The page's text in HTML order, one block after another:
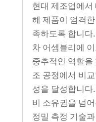
현대 제조업에서
해 제품이 엄격
족하도록 합니다
차 어셈블리에
중추적인 역할을
조 공정에서 비
성을 달성합니다
비 소유권을 넘
정밀 측정 기술